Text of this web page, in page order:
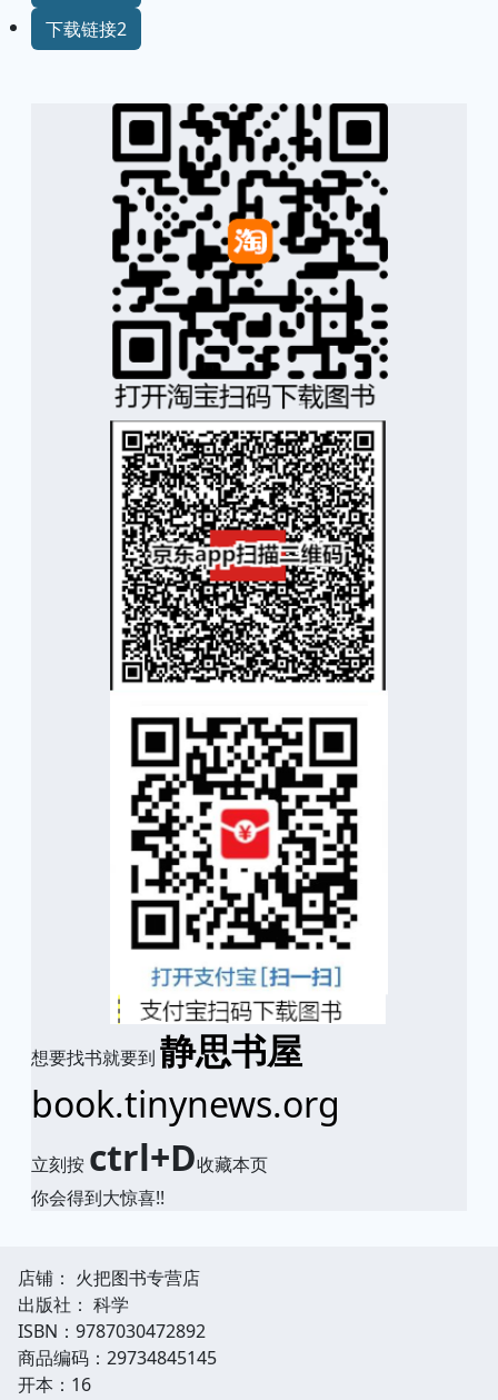
下载链接2
想要找书就要到 静思书屋
book.tinynews.org
立刻按 ctrl+D收藏本页
你会得到大惊喜!!
店铺： 火把图书专营店
出版社： 科学
ISBN：9787030472892
商品编码：29734845145
开本：16